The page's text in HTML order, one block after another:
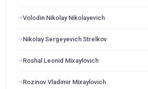
Volodin Nikolay Nikolayevich
Nikolay Sergeyevich Strelkov
Roshal Leonid Mixaylovich
Rozinov Vladimir Mixaylovich